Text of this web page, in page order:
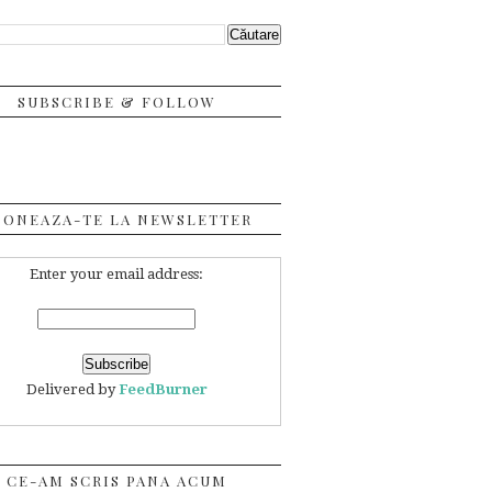
SUBSCRIBE & FOLLOW
TE LA NEWSLETTER
Enter your email address:
Delivered byFeedBurner
CE-AM SCRIS PANA ACUM